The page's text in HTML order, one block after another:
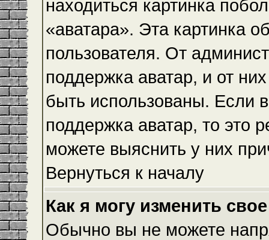
находиться картинка
«аватара». Эта картинка
пользователя. От
поддержка аватар, и от
быть использованы. Если
поддержка аватар, то это
можете выяснить у них
Вернуться к началу
Как я могу изменить
Обычно вы не можете